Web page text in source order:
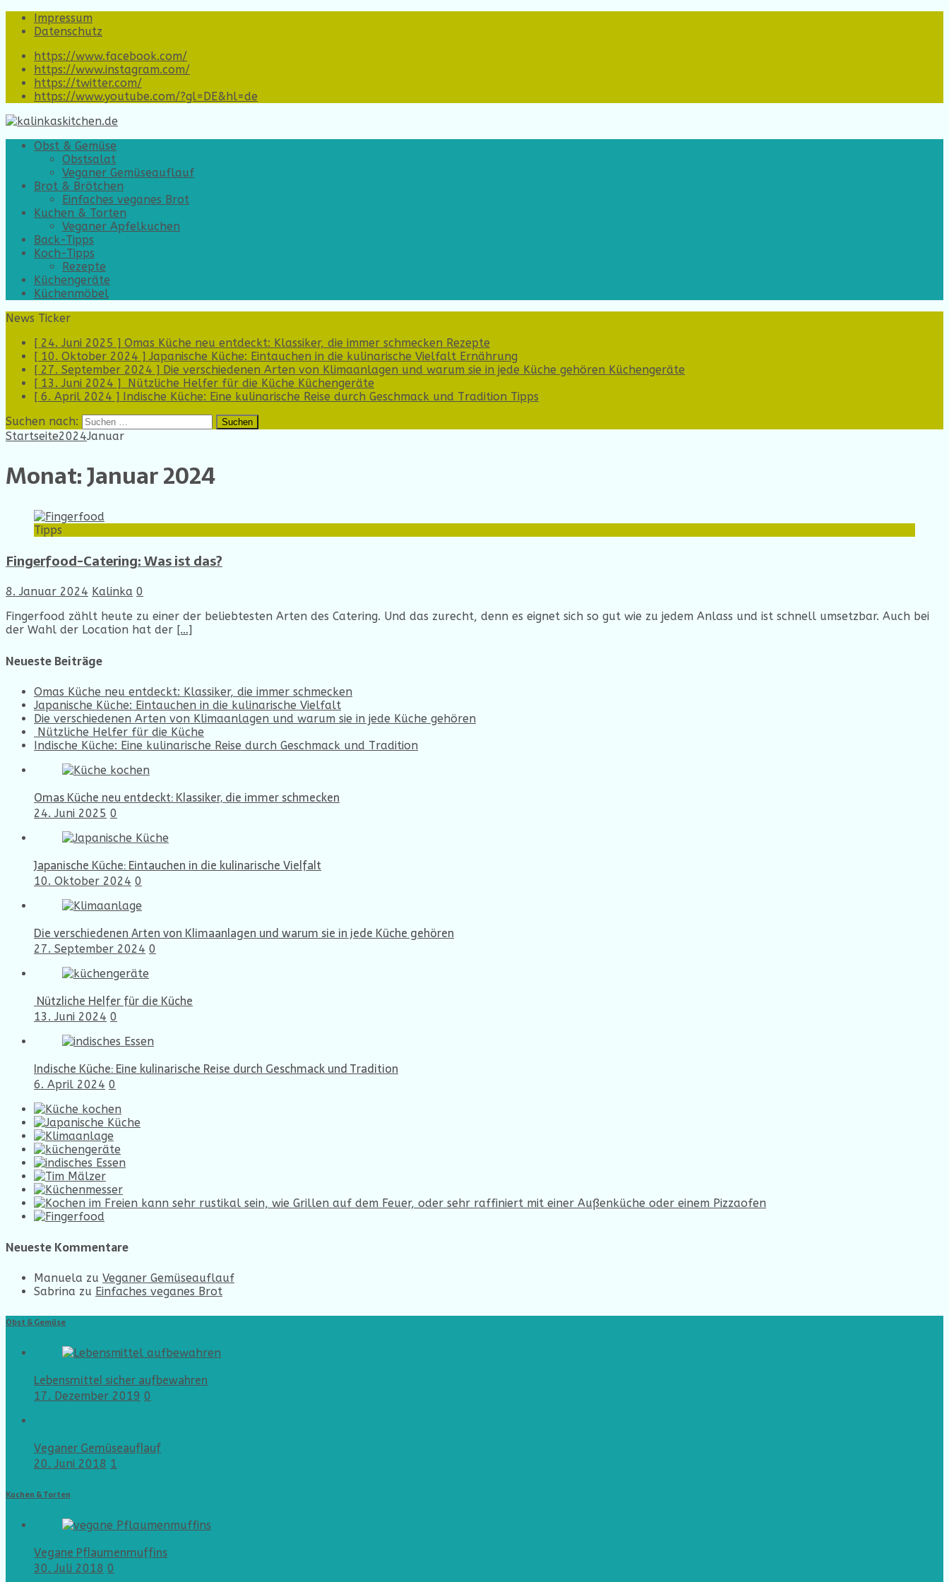
Impressum
Datenschutz
https://www.facebook.com/
https://www.instagram.com/
https://twitter.com/
https://www.youtube.com/?gl=DE&hl=de
Obst & Gemüse
Obstsalat
Veganer Gemüseauflauf
Brot & Brötchen
Einfaches veganes Brot
Kuchen & Torten
Veganer Apfelkuchen
Back-Tipps
Koch-Tipps
Rezepte
Küchengeräte
Küchenmöbel
News Ticker
[ 24. Juni 2025 ] Omas Küche neu entdeckt: Klassiker, die immer schmecken Rezepte
[ 10. Oktober 2024 ] Japanische Küche: Eintauchen in die kulinarische Vielfalt Ernährung
[ 27. September 2024 ] Die verschiedenen Arten von Klimaanlagen und warum sie in jede Küche gehören Küchengeräte
[ 13. Juni 2024 ]
Nützliche Helfer für die Küche Küchengeräte
[ 6. April 2024 ] Indische Küche: Eine kulinarische Reise durch Geschmack und Tradition Tipps
Suchen nach:
Startseite2024Januar
Monat:Januar 2024
Tipps
Fingerfood-Catering: Was ist das?
8. Januar 2024 Kalinka 0
Fingerfood zählt heute zu einer der beliebtesten Arten des Catering. Und das zurecht, denn es eignet sich so gut wie zu jedem Anlass und ist schnell umsetzbar. Auch bei
der Wahl der Location hat der […]
Neueste Beiträge
Omas Küche neu entdeckt: Klassiker, die immer schmecken
Japanische Küche: Eintauchen in die kulinarische Vielfalt
Die verschiedenen Arten von Klimaanlagen und warum sie in jede Küche gehören
Nützliche Helfer für die Küche
Indische Küche: Eine kulinarische Reise durch Geschmack und Tradition
Omas Küche neu entdeckt: Klassiker, die immer schmecken
24. Juni 2025 0
Japanische Küche: Eintauchen in die kulinarische Vielfalt
10. Oktober 2024 0
Die verschiedenen Arten von Klimaanlagen und warum sie in jede Küche gehören
27. September 2024 0
Nützliche Helfer für die Küche
13. Juni 2024 0
Indische Küche: Eine kulinarische Reise durch Geschmack und Tradition
6. April 2024 0
Neueste Kommentare
Manuela zu Veganer Gemüseauflauf
Sabrina zu Einfaches veganes Brot
Obst & Gemüse
Lebensmittel sicher aufbewahren
17. Dezember 2019 0
Veganer Gemüseauflauf
20. Juni 2018 1
Kuchen & Torten
Vegane Pflaumenmuffins
30. Juli 2018 0